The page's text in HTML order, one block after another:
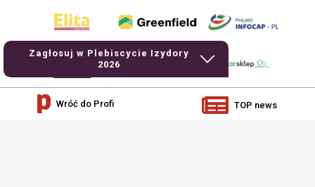
Zagłosuj w Plebiscycie Izydory
2026
Wróć do Profi TOP news